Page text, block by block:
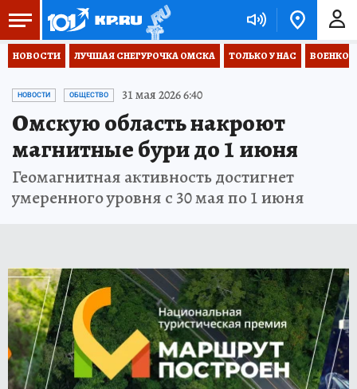
НОВОСТИ ЛУЧШАЯ СНЕГУРОЧКА ОМСКА ТОЛЬКО У НАС
НОВОСТИ ОБЩЕСТВО 31 мая 2026 6:40
Омскую область накроют
магнитные бури до 1 июня
Геомагнитная активность достигнет
умеренного уровня с 30 мая по 1 июня